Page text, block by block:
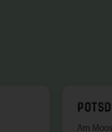
Am